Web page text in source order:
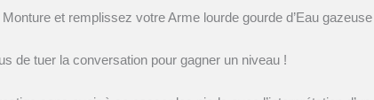
et remplissez votre Arme lourde gourde d’Eau
de tuer la conversation pour gagner un niveau !